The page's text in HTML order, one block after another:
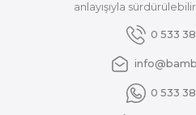
anlayışıyla
0 533
0 533